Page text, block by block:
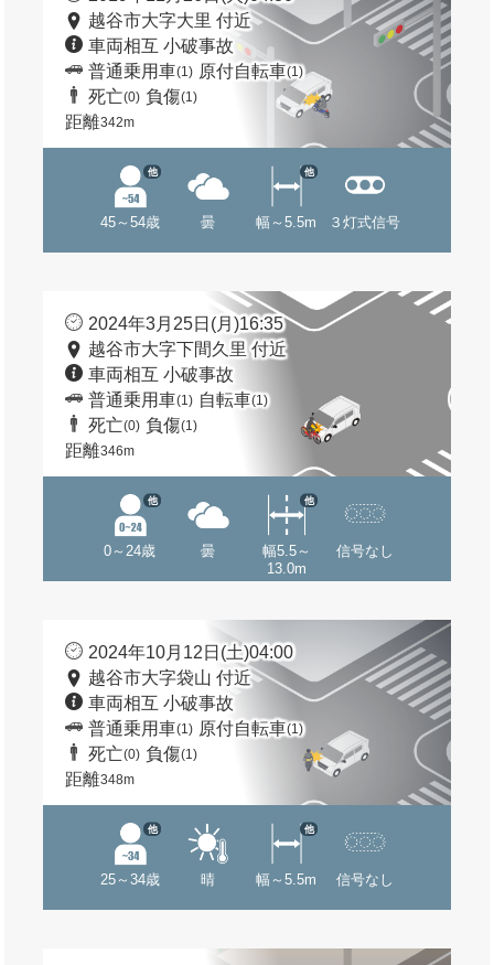
越谷市大字大里 付近
車両相互 小破事故
普通乗用車(1) 原付自転車(1)
死亡(0) 負傷(1)
距離342m
45～54歳
他
曇 幅～5.5m
他
３灯式信号
2024年3月25日(月)16:35
越谷市大字下間久里 付近
車両相互 小破事故
普通乗用車(1) 自転車(1)
死亡(0) 負傷(1)
距離346m
0～24歳
他
曇
幅5.5～
13.0m
他
信号なし
2024年10月12日(土)04:00
越谷市大字袋山 付近
車両相互 小破事故
普通乗用車(1) 原付自転車(1)
死亡(0) 負傷(1)
距離348m
25～34歳
他
晴 幅～5.5m
他
信号なし